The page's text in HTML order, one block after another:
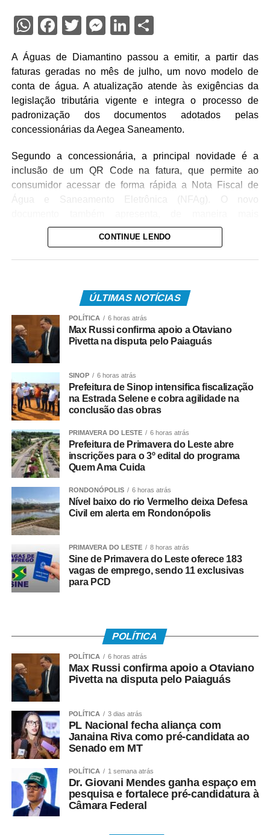
WhatsApp
Facebook
TwitterMessenger
LinkedIn
A Águas de Diamantino passou a emitir, a partir das
faturas geradas no mês de julho, um novo modelo de
conta de água. A atualização atende às exigências da
legislação tributária vigente e integra o processo de
padronização dos documentos adotados pelas
concessionárias da Aegea Saneamento.
Segundo a concessionária, a principal novidade é a
inclusão de um QR Code na fatura, que permite ao
consumidor acessar de forma rápida a Nota Fiscal de
Água e Saneamento Eletrônica (NFAg). O novo
detalhada, as informações referentes aos tributos
incidentes sobre o serviço.
Fazenda, garantindo mais praticidade, transparência e
segurança no acesso às informações fiscais.
Além disso, a concessionária destaca que a mudança
está restrita à forma de apresentação da fatura. Não
cálculo, nas datas de vencimento, na leitura do
hidrômetro ou nos canais e meios de pagamento já
disponibilizados aos consumidores.
Segundo o gerente comercial da Águas de Diamantino,
Anderson Leme, a atualização segue o padrão nacional
das notas fiscais eletrônicas.
“A alteração está restrita ao layout da fatura e à
organização das informações apresentadas. Os valores
cobrados e os critérios utilizados para o cálculo
permanecem inalterados. O novo documento incorpora os
dados exigidos pelo padrão nacional das notas fiscais
eletrônicas.”
A Águas de Diamantino também reforça a importância de
essenciais para garantir a identificação do titular da
ligação, agilizar o atendimento, facilitar o acesso aos
serviços e possibilitar o envio de comunicados
importantes.
contato com a Águas de Diamantino pelo telefone 0800
647 6060, com atendimento disponível 24 horas por dia,
ou procurar a loja de atendimento da concessionária,
localizada na Rua Monsenhor Du Dreneuf, nº 19, no
Centro de Diamantino.
COMENTE ABAIXO:
CONTINUE LENDO
ÚLTIMAS NOTÍCIAS
POLÍTICA 6 horas atrás
Max Russi confirma apoio a Otaviano
Pivetta na disputa pelo Paiaguás
SINOP 6 horas atrás
Prefeitura de Sinop intensifica fiscalização
na Estrada Selene e cobra agilidade na
conclusão das obras
PRIMAVERA DO LESTE 6 horas atrás
Prefeitura de Primavera do Leste abre
inscrições para o 3º edital do programa
Quem Ama Cuida
RONDONÓPOLIS 6 horas atrás
Nível baixo do rio Vermelho deixa Defesa
Civil em alerta em Rondonópolis
PRIMAVERA DO LESTE 8 horas atrás
Sine de Primavera do Leste oferece 183
vagas de emprego, sendo 11 exclusivas
para PCD
POLÍTICA
POLÍTICA 6 horas atrás
Max Russi confirma apoio a Otaviano
Pivetta na disputa pelo Paiaguás
POLÍTICA 3 dias atrás
PL Nacional fecha aliança com
Janaina Riva como pré-candidata ao
Senado em MT
POLÍTICA 1 semana atrás
Dr. Giovani Mendes ganha espaço em
pesquisa e fortalece pré-candidatura à
Câmara Federal